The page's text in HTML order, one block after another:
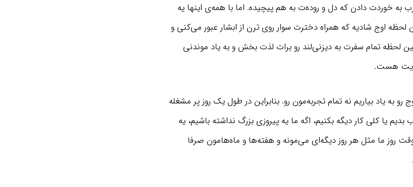
به خوردت دادن که دل و روده‌ت به هم پیچیده. اما با همه‌ی اینها یه
لحظه اوج شادیه که همراه دخترت سوار روی ترن از ابشار عبور می‌کنی و
لحظه تمام سفرت به دیزنی‌لند رو برات لذت بخش و به یاد موندنی
هست.
به یاد بیاریم نه تمام تجربه‌مون رو. بنابراین در طول یک روز پر مشغله
یا کلی کار دیگه بکنیم، اگه ما یه پیروزی بزرگ نداشته باشیم، یه
روز ما مثل هر روز دیگه‌ای می‌مونه و هفته‌ها و ماه‌هامون صرفا
کافیه 20 دقیقه از وقت مرده خودت رو بذاری و به
یک کتاب مفید گوش بدی، بعد یک سال